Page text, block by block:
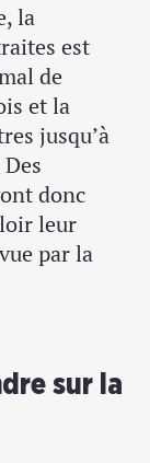
la
est
de
et la
jusqu’à
donc
leur
par la
sur la